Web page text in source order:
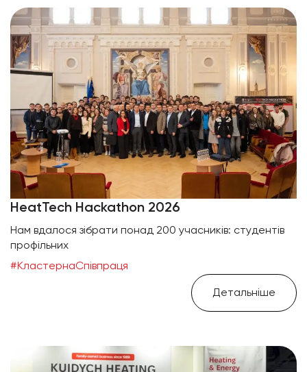
HeatTech Hackathon 2026
Нам вдалося зібрати понад 200 учасників: студентів
профільних
#КластернаСпівпраця
Детальніше